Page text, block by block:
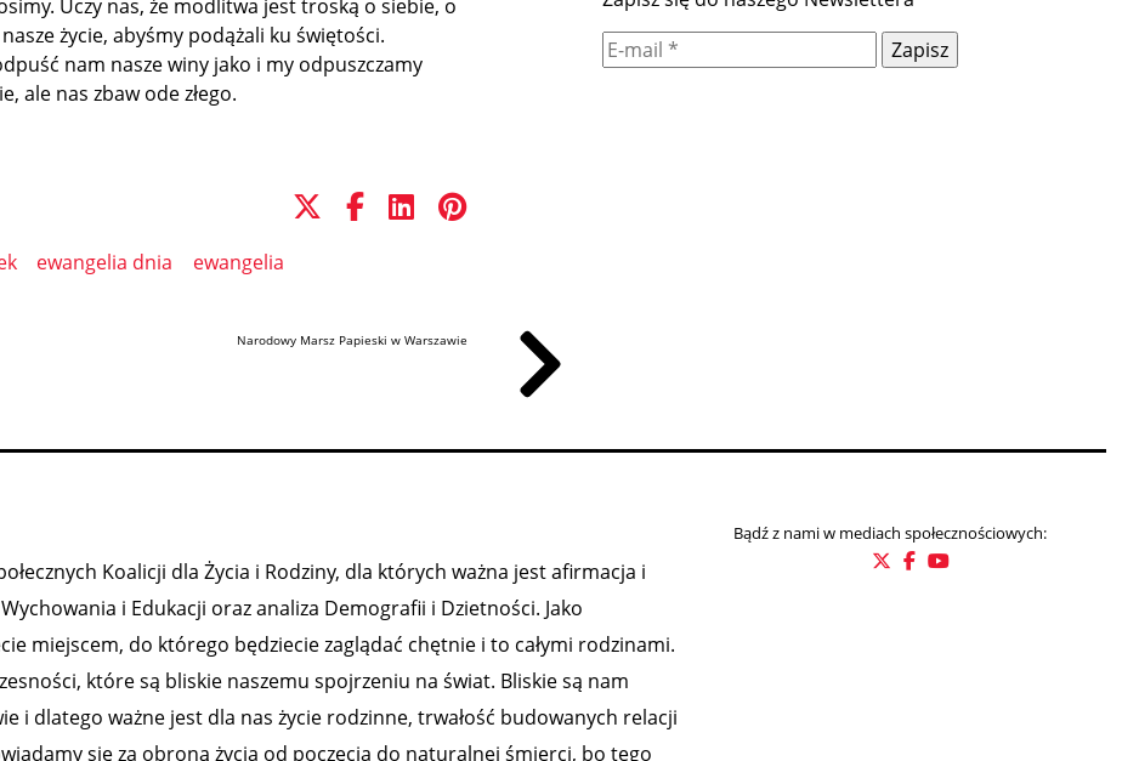
Uczy nas, że modlitwa jest troską o siebie, o
życie, abyśmy podążali ku świętości.
nam nasze winy jako i my odpuszczamy
ale nas zbaw ode złego.
ewangelia dnia ewangelia
Narodowy Marsz Papieski w Warszawie
Koalicji dla Życia i Rodziny, dla których ważna jest afirmacja i
i Edukacji oraz analiza Demografii i Dzietności. Jako
miejscem, do którego będziecie zaglądać chętnie i to całymi rodzinami.
które są bliskie naszemu spojrzeniu na świat. Bliskie są nam
i dlatego ważne jest dla nas życie rodzinne, trwałość budowanych relacji
się za obroną życia od poczęcia do naturalnej śmierci, bo tego
Bądź z nami w mediach społecznościowych: